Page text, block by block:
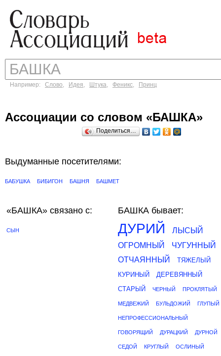
Например: Слово, Идея, Штука, Феникс, Принц
Ассоциации со словом «БАШКА»
Поделиться…
Выдуманные посетителями:
БАБУШКА БИБИГОН БАШНЯ БАШМЕТ
«БАШКА» связано с:
СЫН
БАШКА бывает:
ДУРИЙ
ЛЫСЫЙ
ОГРОМНЫЙ
ЧУГУННЫЙ
ОТЧАЯННЫЙ
ТЯЖЕЛЫЙ
КУРИНЫЙ
ДЕРЕВЯННЫЙ
СТАРЫЙ
ЧЕРНЫЙ ПРОКЛЯТЫЙ
МЕДВЕЖИЙ БУЛЬДОЖИЙ ГЛУПЫЙ
НЕПРОФЕССИОНАЛЬНЫЙ
ГОВОРЯЩИЙ ДУРАЦКИЙ ДУРНОЙ
СЕДОЙ КРУГЛЫЙ ОСЛИНЫЙ